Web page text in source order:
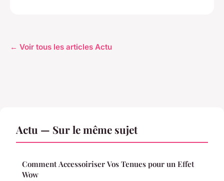
← Voir tous les articles Actu
Actu — Sur le même sujet
Comment Accessoiriser Vos Tenues pour un Effet
Wow